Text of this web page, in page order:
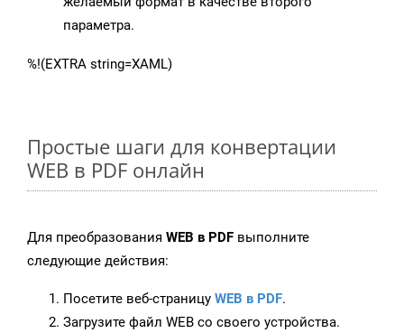
параметра.
%!(EXTRA string=XAML)
Простые шаги для конвертации
WEB в PDF онлайн
Для преобразования WEB в PDF выполните
следующие действия:
Посетите веб-страницу WEB в PDF.
Загрузите файл WEB со своего устройства.